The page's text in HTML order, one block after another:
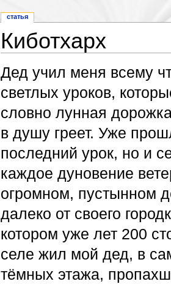
Киботхарх
Дед учил меня всему
светлых уроков,
словно лунная
в душу греет. Уже
последний урок, но и
каждое дуновение
огромном, пустынном
далеко от своего
котором уже лет 200
селе жил мой дед, в
тёмных этажа,
статья